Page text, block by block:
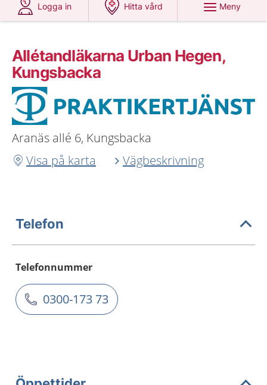
Logga in
Hitta vård
Meny
Allétandläkarna Urban Hegen,
Kungsbacka
Aranäs allé 6, Kungsbacka
Visa på karta
Vägbeskrivning
Telefon
Telefonnummer
0300-173 73